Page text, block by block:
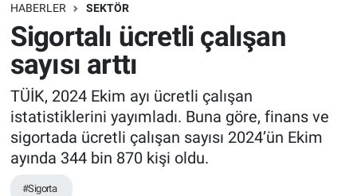
HABERLER SEKTÖR
Sigortalı ücretli çalışan
sayısı arttı
TÜİK, 2024 Ekim ayı ücretli çalışan
istatistiklerini yayımladı. Buna göre, finans ve
sigortada ücretli çalışan sayısı 2024’ün Ekim
ayında 344 bin 870 kişi oldu.
#Sigorta
Namaz Vakitleri
Trafik Durumu
Süper Lig Puan Durumu ve Fikstür
Tüm Manşetler
Son Dakika Haberleri